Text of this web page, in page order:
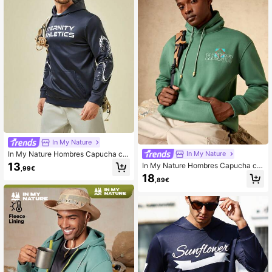
In My Nature
In My Nature Hombres Capucha co
n letra & con estampado de dragón
exterior
13 ,99€
In My Nature
In My Nature Hombres Capucha co
n bordado de letra con cordón
18,89€